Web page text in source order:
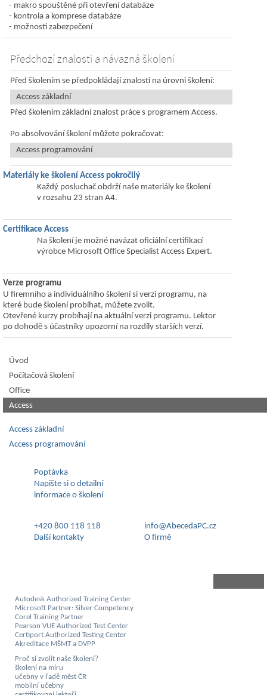
makro spouštěné při otevření databáze
kontrola a komprese databáze
možnosti zabezpečení
Předchozí znalosti a návazná školení
Před školením se předpokládají znalosti na úrovni školení:
Access základní
Před školením základní znalost práce s programem Access.
Po absolvování školení můžete pokračovat:
Access programování
Materiály ke školení Access pokročilý
Každý posluchač obdrží naše materiály ke školení
v rozsahu 23 stran A4.
Certifikace Access
Na školení je možné navázat oficiální certifikací
výrobce Microsoft Office Specialist Access Expert.
Verze programu
U firemního a individuálního školení si verzi programu, na
které bude školení probíhat, můžete zvolit.
Otevřené kurzy probíhají na aktuální verzi programu. Lektor
po dohodě s účastníky upozorní na rozdíly starších verzí.
Úvod
Počítačová školení
Office
Access
Access základní
Access programování
Poptávka
Napište si o detailní
informace o školení
+420 800 118 118
info@AbecedaPC.cz
Další kontakty
O firmě
Autodesk Authorized Training Center
Microsoft Partner: Silver Competency
Corel Training Partner
Pearson VUE Authorized Test Center
Certiport Authorized Testing Center
Akreditace MŠMT a DVPP
Proč si zvolit naše školení?
školení na míru
učebny v řadě měst ČR
mobilní učebny